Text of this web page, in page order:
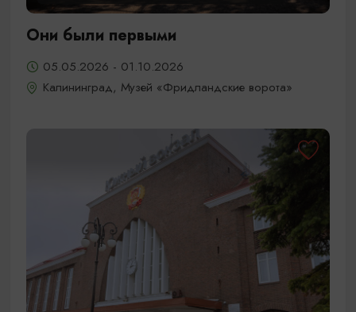
Они были первыми
05.05.2026 - 01.10.2026
Калининград, Музей «Фридландские ворота»